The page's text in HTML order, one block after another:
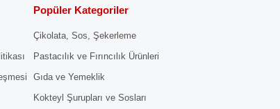
Popüler Kategoriler
Çikolata, Sos, Şekerleme
Pastacılık ve Fırıncılık Ürünleri
Gıda ve Yemeklik
Kokteyl Şurupları ve Sosları